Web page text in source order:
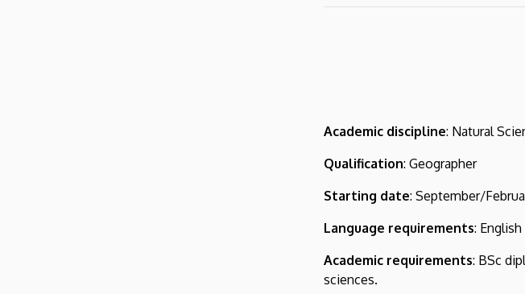
Academic discipline: Natural
Qualification: Geographer
Starting date: September/
Language requirements:
Academic requirements: BSc
sciences.